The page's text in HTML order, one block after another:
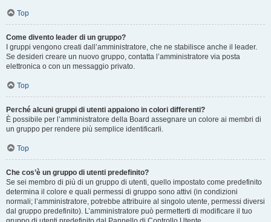
Top
Come divento leader di un gruppo?
I gruppi vengono creati dall’amministratore, che ne stabilisce anche il leader.
Se desideri creare un nuovo gruppo, contatta l’amministratore via posta
elettronica o con un messaggio privato.
Top
Perché alcuni gruppi di utenti appaiono in colori differenti?
È possibile per l’amministratore della Board assegnare un colore ai membri di
un gruppo per rendere più semplice identificarli.
Top
Che cos’è un gruppo di utenti predefinito?
Se sei membro di più di un gruppo di utenti, quello impostato come predefinito
determina il colore e quali permessi di gruppo sono attivi (in condizioni
normali; l’amministratore, potrebbe attribuire al singolo utente, permessi diversi
dal gruppo predefinito). L’amministratore può permetterti di modificare il tuo